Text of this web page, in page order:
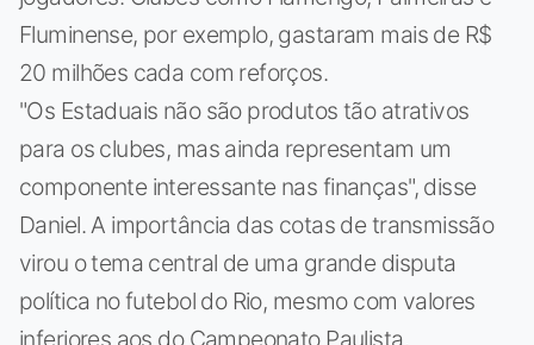
Fluminense, por exemplo, gastaram mais de R$
20 milhões cada com reforços.
"Os Estaduais não são produtos tão atrativos
para os clubes, mas ainda representam um
componente interessante nas finanças", disse
Daniel. A importância das cotas de transmissão
virou o tema central de uma grande disputa
política no futebol do Rio, mesmo com valores
inferiores aos do Campeonato Paulista.